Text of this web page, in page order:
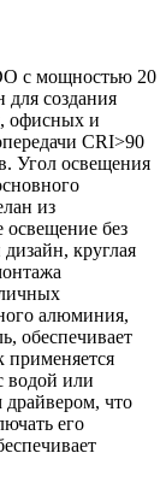
с мощностью 20
для создания
офисных и
CRI>90
Угол освещения
из
освещение без
круглая
алюминия,
обеспечивает
применяется
водой или
что
его